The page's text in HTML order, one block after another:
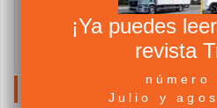
¡Ya puedes leer
revista
número
Julio y